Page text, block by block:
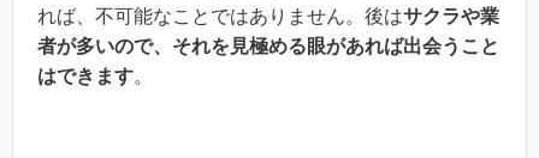
れば、不可能なことではありません。後はサクラや業
者が多いので、それを見極める眼があれば出会うこと
はできます。